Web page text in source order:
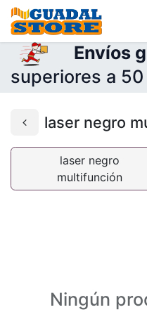
Envíos
superiores a 50
laser negro
laser negro
multifunción
Ningún